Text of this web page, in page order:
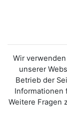
Wir
unserer
Betrieb der
Informationen
Weitere Fragen